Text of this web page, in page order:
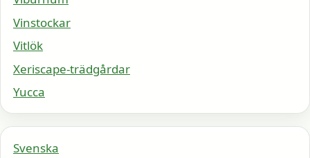
Vinstockar
Vitlök
Xeriscape-trädgårdar
Yucca
Svenska